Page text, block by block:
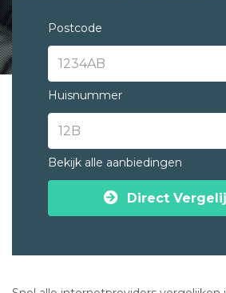
Postcode
Huisnummer
Bekijk alle aanbiedingen
Direct